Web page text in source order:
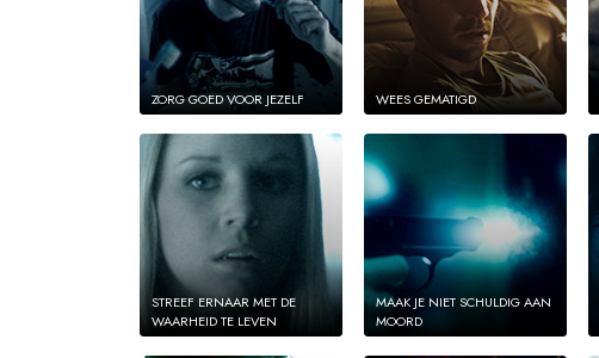
ZORG GOED VOOR JEZELF WEES GEMATIGD
STREEF ERNAAR MET DE
WAARHEID TE LEVEN
MAAK JE NIET SCHULDIG AAN
MOORD